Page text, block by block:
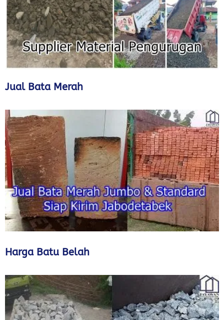
Jual Bata Merah
Harga Batu Belah